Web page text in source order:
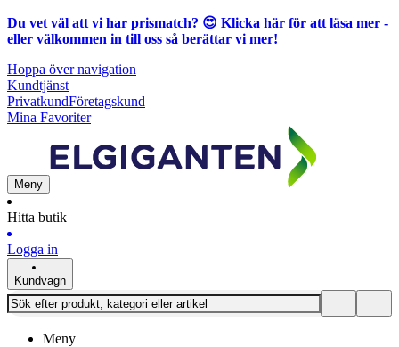
Du vet väl att vi har prismatch? 😍 Klicka här för att läsa mer -
eller välkommen in till oss så berättar vi mer!
Hoppa över navigation
Kundtjänst
PrivatkundFöretagskund
Mina Favoriter
Meny
Hitta butik
Logga in
Kundvagn
Meny